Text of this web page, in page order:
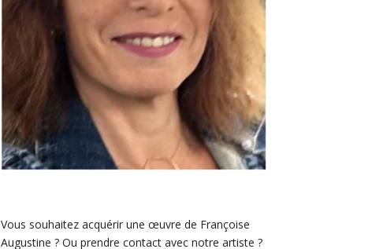
Vous souhaitez acquérir une œuvre de Françoise
Augustine ? Ou prendre contact avec notre artiste ?